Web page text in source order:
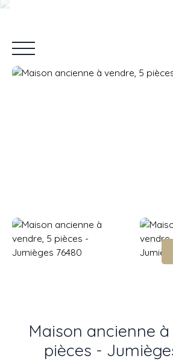
Maison ancienne
pièces -